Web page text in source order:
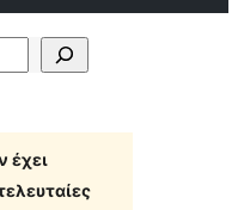
έχει